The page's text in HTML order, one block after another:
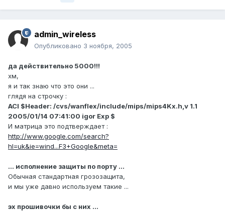
admin_wireless
Опубликовано 3 ноября, 2005
да действительно 5000!!!
хм,
я и так знаю что это они ...
глядя на строчку :
ACI $Header: /cvs/wanflex/include/mips/mips4Kx.h,v 1.1
2005/01/14 07:41:00 igor Exp $
И матрица это подтверждает :
http://www.google.com/search?
hl=uk&ie=wind...F3+Google&meta=
... исполнение защиты по порту ...
Обычная стандартная грозозащита,
и мы уже давно используем такие ...
эх прошивочки бы с них ...